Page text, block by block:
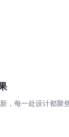
，每一处设计都聚